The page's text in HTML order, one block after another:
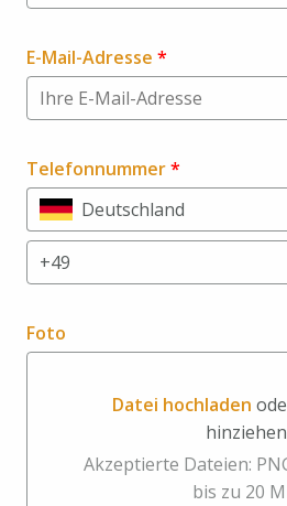
E-Mail-Adresse *
Telefonnummer*
Deutschland
Foto
Datei hochladen
hinziehen
Datei hochladen oder
Akzeptierte Dateien:
bis zu 20